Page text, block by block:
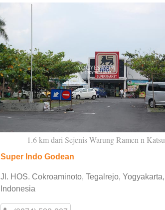
1.6 km dari Sejenis Warung Ramen n Katsu
Super Indo Godean
Jl. HOS. Cokroaminoto, Tegalrejo, Yogyakarta,
Indonesia